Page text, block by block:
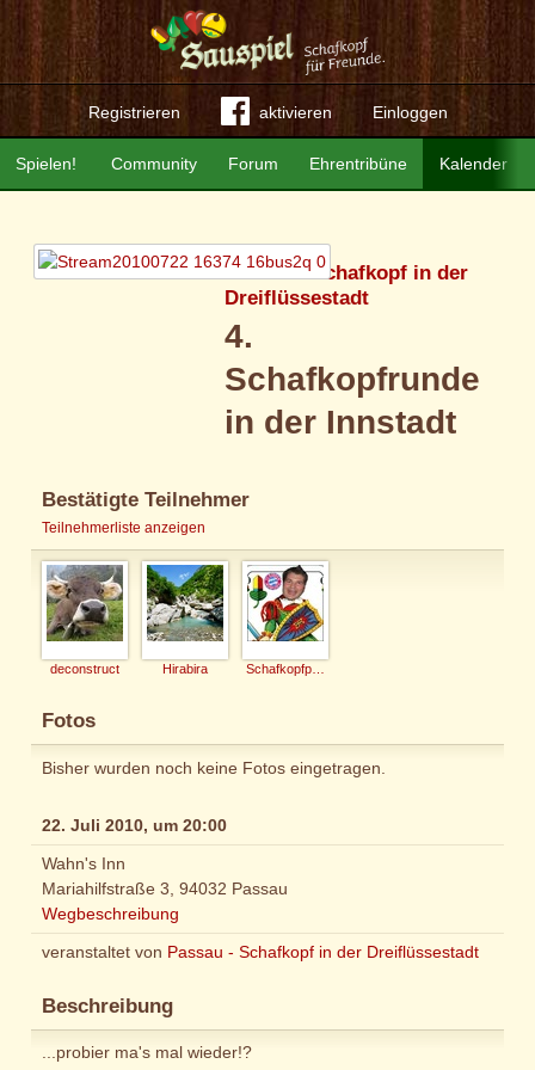
Registrieren aktivieren Einloggen
Community Forum Ehrentribüne Kalender
Spielen!
Passau - Schafkopf in der
Dreiflüssestadt
4.
Schafkopfrunde
in der Innstadt
Bestätigte Teilnehmer
Teilnehmerliste anzeigen
deconstruct Hirabira
Fotos
Bisher wurden noch keine Fotos eingetragen.
22. Juli 2010, um 20:00
Wahn's Inn
Mariahilfstraße 3, 94032 Passau
Wegbeschreibung
veranstaltet von Passau - Schafkopf in der Dreiflüssestadt
Beschreibung
...probier ma's mal wieder!?